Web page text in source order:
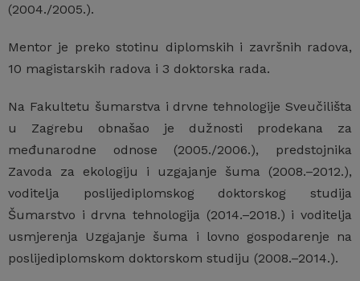
(2004./2005.).
Mentor je preko stotinu diplomskih i završnih radova,
10 magistarskih radova i 3 doktorska rada.
Na Fakultetu šumarstva i drvne tehnologije Sveučilišta
u Zagrebu obnašao je dužnosti prodekana za
međunarodne odnose (2005./2006.), predstojnika
Zavoda za ekologiju i uzgajanje šuma (2008.–2012.),
voditelja poslijediplomskog doktorskog studija
Šumarstvo i drvna tehnologija (2014.–2018.) i voditelja
usmjerenja Uzgajanje šuma i lovno gospodarenje na
poslijediplomskom doktorskom studiju (2008.–2014.).